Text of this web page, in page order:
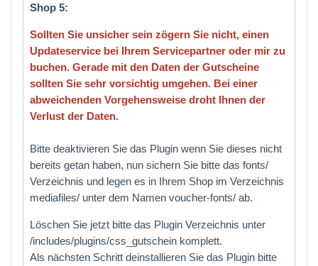
Shop 5:
Sollten Sie unsicher sein zögern Sie nicht, einen
Updateservice bei Ihrem Servicepartner oder mir zu
buchen. Gerade mit den Daten der Gutscheine
sollten Sie sehr vorsichtig umgehen. Bei einer
abweichenden Vorgehensweise droht Ihnen der
Verlust der Daten.
Bitte deaktivieren Sie das Plugin wenn Sie dieses nicht
bereits getan haben, nun sichern Sie bitte das fonts/
Verzeichnis und legen es in Ihrem Shop im Verzeichnis
mediafiles/ unter dem Namen voucher-fonts/ ab.
Löschen Sie jetzt bitte das Plugin Verzeichnis unter
/includes/plugins/css_gutschein komplett.
Als nächsten Schritt deinstallieren Sie das Plugin bitte